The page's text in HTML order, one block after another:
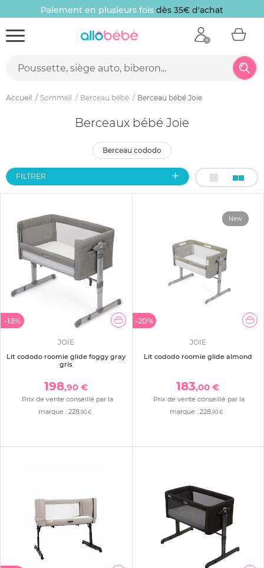
Paiement en plusieurs fois dès 35€ d'achat
Accueil Sommeil Berceau bébé Berceau bébé Joie
Berceaux bébé Joie
berceau cododo
FILTRER
-13%
JOIE
Lit cododo roomie glide foggy gray
gris
198,90 €
Prix de vente conseillé par la
marque : 228,90 €
-20%
New
JOIE
Lit cododo roomie glide almond
183,00 €
Prix de vente conseillé par la
marque :228,90 €